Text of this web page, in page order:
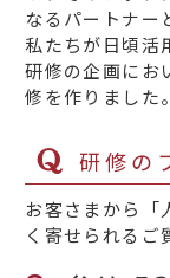
なるパートナー
私たちが日頃活
研修の企画にお
修を作りました。
研修の
お客さまから「
く寄せられるご